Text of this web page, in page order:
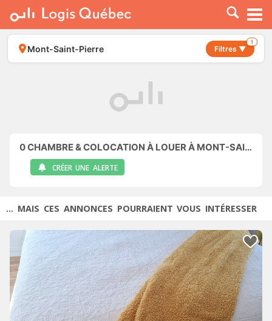
À LOUER
À VENDRE
PLACER UNE ANNONCE
Mont-Saint-Pierre Filtres ▼
1
0CHAMBRE & COLOCATION À LOUER À MONT-SAINT-PIERRE
CRÉER UNE ALERTE
... MAIS CES ANNONCES POURRAIENT VOUS INTÉRESSER